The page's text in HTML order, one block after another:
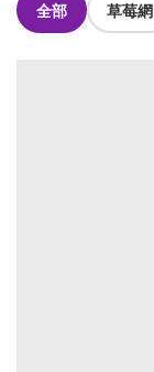
全部 草莓網